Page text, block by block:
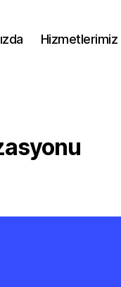
Hizmetlerimiz